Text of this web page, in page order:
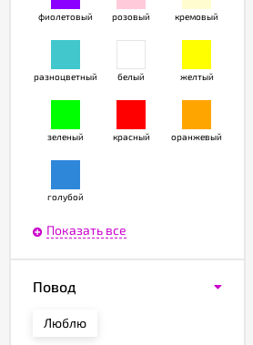
фиолетовый розовый кремовый
разноцветный белый желтый
зеленый красный оранжевый
голубой
Показать все
Повод
Люблю